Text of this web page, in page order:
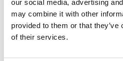
our social media, advertising
may combine it with other
provided to them or that
of their services.
rägen